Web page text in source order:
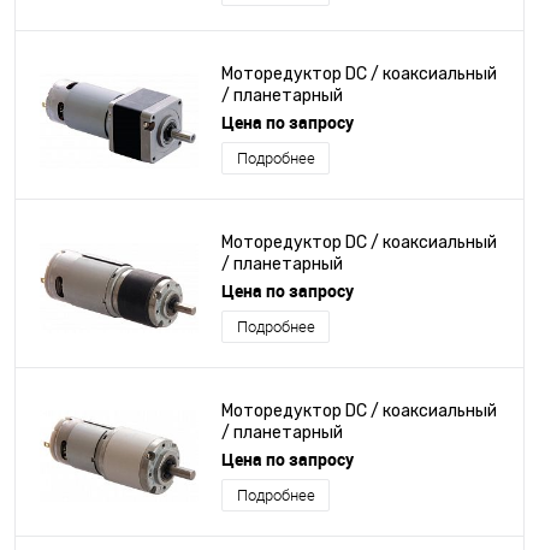
Моторедуктор DC / коаксиальный
/ планетарный
Цена по запросу
Подробнее
Моторедуктор DC / коаксиальный
/ планетарный
Цена по запросу
Подробнее
Моторедуктор DC / коаксиальный
/ планетарный
Цена по запросу
Подробнее